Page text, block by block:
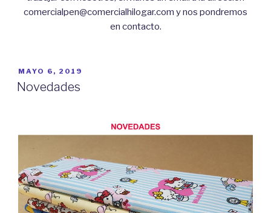
comercialpen@comercialhilogar.com y nos pondremos
en contacto.
PUBLICADO
EL
MAYO 6, 2019
Novedades